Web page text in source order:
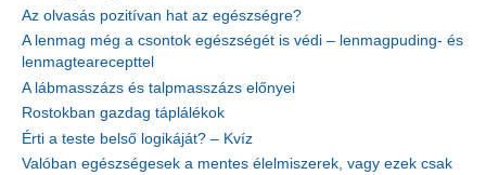
Az olvasás pozitívan hat az egészségre?
A lenmag még a csontok egészségét is védi – lenmagpuding- és
lenmagtearecepttel
A lábmasszázs és talpmasszázs előnyei
Rostokban gazdag táplálékok
Érti a teste belső logikáját? – Kvíz
Valóban egészségesek a mentes élelmiszerek, vagy ezek csak